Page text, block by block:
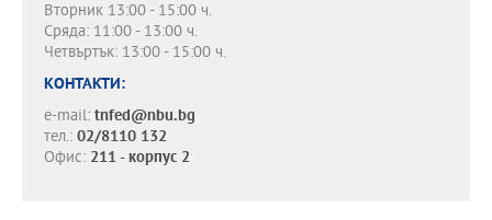
Вторник 13:00 - 15:00 ч.
Сряда: 11:00 - 13:00 ч.
Четвъртък: 13:00 - 15:00 ч.
КОНТАКТИ:
e-mail: tnfed@nbu.bg
тел.: 02/8110 132
Офис: 211 - корпус 2